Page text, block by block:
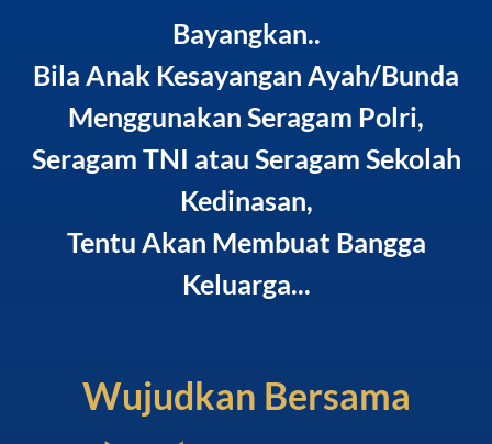
Bayangkan..
Bila Anak Kesayangan Ayah/Bunda
Menggunakan Seragam Polri,
Seragam TNI atau Seragam Sekolah
Kedinasan,
Tentu Akan Membuat Bangga
Keluarga...
Wujudkan Bersama